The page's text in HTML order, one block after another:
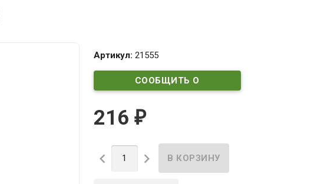
Артикул: 21555
СООБЩИТЬ О
216 ₽
 